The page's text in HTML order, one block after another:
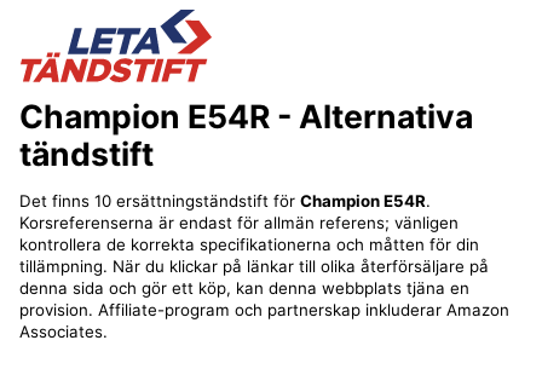
Champion E54R- Alternativa
tändstift
Det finns 10 ersättningständstift för Champion E54R.
Korsreferenserna är endast för allmän referens; vänligen
kontrollera de korrekta specifikationerna och måtten för din
tillämpning. När du klickar på länkar till olika återförsäljare på
denna sida och gör ett köp, kan denna webbplats tjäna en
provision. Affiliate-program och partnerskap inkluderar Amazon
Associates.